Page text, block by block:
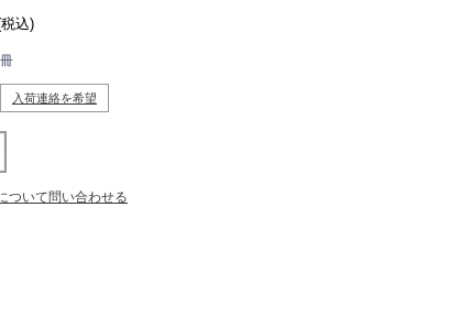
込)
冊
入荷連絡を希望
ついて問い合わせる